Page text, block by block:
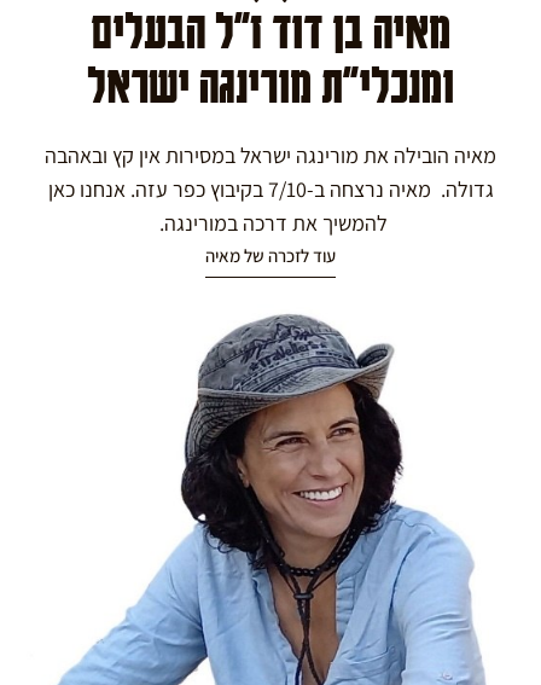
מאיה בן דוד ז"ל הבעלים
ומנכלי"ת מורינגה ישראל
מאיה הובילה את מורינגה ישראל במסירות אין קץ ובאהבה
גדולה. מאיה נרצחה ב-7/10 בקיבוץ כפר עזה. אנחנו כאן
להמשיך את דרכה במורינגה.
עוד לזכרה של מאיה